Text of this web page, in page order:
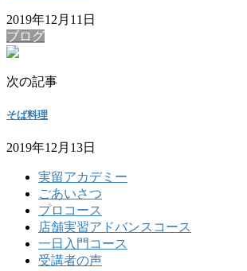
2019年12月11日
ブログ
次の記事
そば料理
2019年12月13日
実留アカデミー
ごあいさつ
プロコース
店舗実習アドバンスコース
一日入門コース
受講者の声